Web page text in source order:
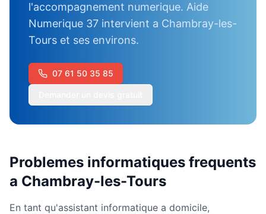
l'accompagnement numerique. Aide
Numerique 37 intervient a Chambray-les-
Tours et ses environs.
07 61 50 35 85
Problemes informatiques frequents
a Chambray-les-Tours
En tant qu'assistant informatique a domicile,